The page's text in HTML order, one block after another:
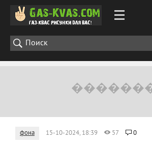
фона 15-10-2024, 18:39 57 0